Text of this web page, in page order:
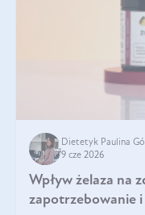
Dietetyk Paulina
9 cze 2026
Wpływ żelaza na
zapotrzebowanie